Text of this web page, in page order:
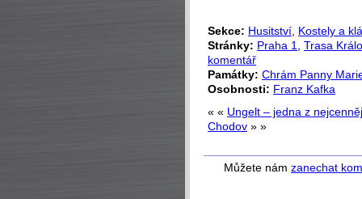
Sekce: Husitství Kostely a
Stránky: Praha 1
Trasa
komentář
Památky: Chrám Panny
Osobnosti: Franz Kafka
« « Ungelt – jedna z
Chodov » »
Můžete nám zanechat